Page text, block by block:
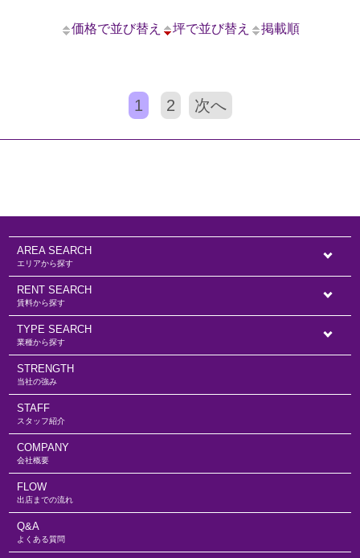
価格で並び替え 坪で並び替え 掲載順
1 2 次へ
エリアから探す
AREA SEARCH
賃料から探す
RENT SEARCH
業種から探す
TYPE SEARCH
当社の強み
STRENGTH
スタッフ紹介
STAFF
会社概要
COMPANY
出店までの流れ
FLOW
よくある質問
Q&A